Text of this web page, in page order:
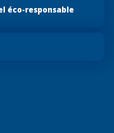
éco-responsable